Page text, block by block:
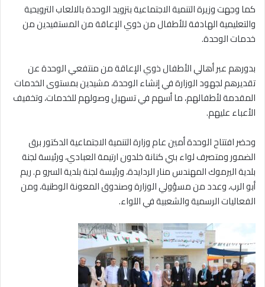
كما وجهت وزيرة التنمية الاجتماعية بتزويد الوحدة بالالعاب الترويحية
والتعليمية الهادفة للأطفال من ذوي الإعاقة من المستفيدين من
خدمات الوحدة.
بدورهم عبر أهالي الأطفال ذوي الإعاقة من منتفعي الوحدة عن
تقديرهم لجهود الوزارة في إنشاء الوحدة، مشيدين بمستوى الخدمات
المقدمة لأطفالهم، ما أسهم في تسهيل وصولهم للخدمات، وتخفيف
الأعباء عليهم.
وحضر افتتاح الوحدة أمين عام وزارة التنمية الاجتماعية الدكتور برق
الضمور ومتصرف لواء بني كنانة خلدون ارتيمة العبادي، ورئيسة لجنة
بلدية اليرموك المهندس منار الردايدة، ورئيسة لجنة بلدية السرو م. ريم
أبو الرب، وعدد من مسؤولي الوزارة وصندوق المعونة الوطنية، ومن
الفعاليات الرسمية والشعبية في اللواء.